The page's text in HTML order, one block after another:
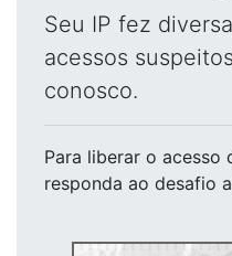
Seu IP fez
acessos
conosco.
Para liberar o acesso
responda ao desafio